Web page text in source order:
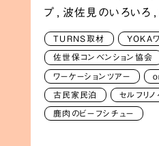
プ , 波佐見のいろいろ ,
TURNS取材 YOKA
佐世保コンベンション協会
ワーケーションツアー
古民家民泊 セルフリノ
鹿肉のビーフシチュー